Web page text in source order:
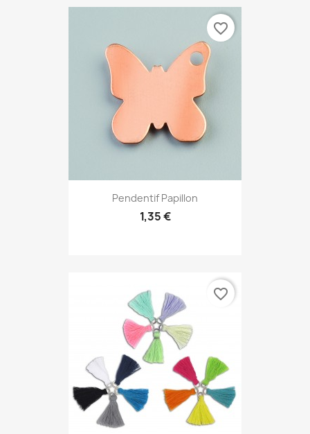
Pendentif Papillon
1,35 €
favorite_border
favorite_border